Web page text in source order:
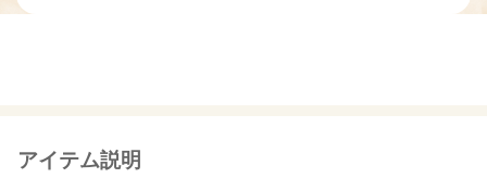
アイテム説明